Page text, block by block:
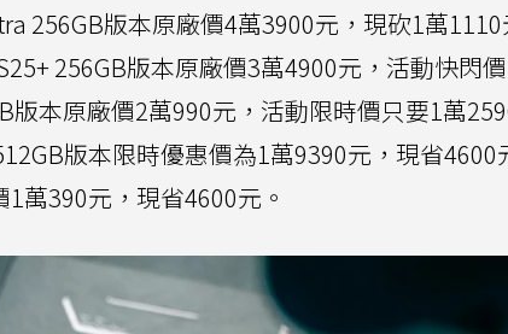
256GB版本原廠價4萬3900元，現砍1萬
256GB版本原廠價3萬4900元，活動快閃
版本原廠價2萬990元，活動限時價只要1萬
版本限時優惠價為1萬9390元，現省4600
萬390元，現省4600元。